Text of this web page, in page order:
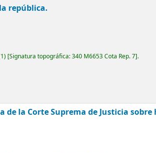
república.
Signatura topográfica:340 M6653 Cota Rep. 7 .
la Corte Suprema de Justicia